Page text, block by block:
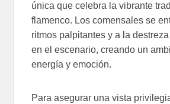
única que celebra la vibrante
flamenco. Los comensales se
ritmos palpitantes y a la
en el escenario, creando un
energía y emoción.
Para asegurar una vista